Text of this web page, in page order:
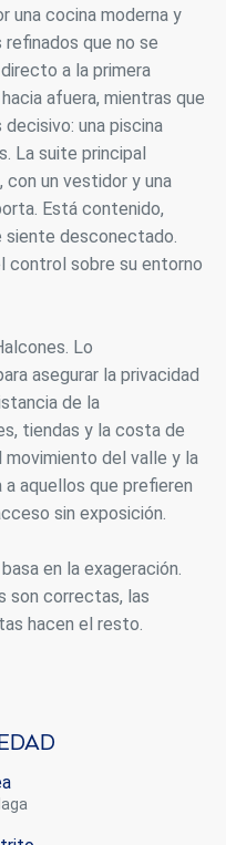
una cocina moderna y
que no se
a la primera
afuera, mientras que
una piscina
La suite principal
un vestidor y una
Está contenido,
siente desconectado.
control sobre su entorno
Lo
asegurar la privacidad
de la
tiendas y la costa de
movimiento del valle y la
aquellos que prefieren
sin exposición.
en la exageración.
son correctas, las
hacen el resto.